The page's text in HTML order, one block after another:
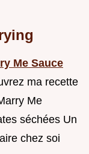
Me Sauce
ma recette
Me
séchées Un
chez soi